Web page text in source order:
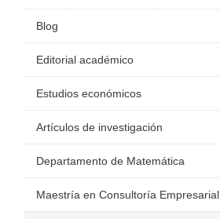
Blog
Editorial académico
Estudios económicos
Artículos de investigación
Departamento de Matemática
Maestría en Consultoría Empresarial